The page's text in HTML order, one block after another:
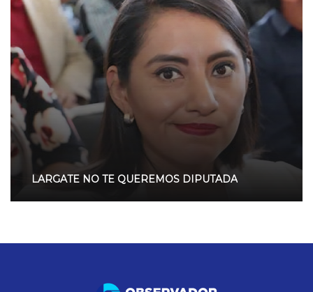
LARGATE NO TE QUEREMOS DIPUTADA